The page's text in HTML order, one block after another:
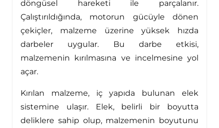
döngüsel hareketi ile parçalanır.
Çalıştırıldığında, motorun gücüyle dönen
çekiçler, malzeme üzerine yüksek hızda
darbeler uygular. Bu darbe etkisi,
malzemenin kırılmasına ve incelmesine yol
açar.
Kırılan malzeme, iç yapıda bulunan elek
sistemine ulaşır. Elek, belirli bir boyutta
deliklere sahip olup, malzemenin boyutunu